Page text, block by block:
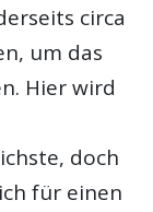
circa
um das
Hier wird
doch
für einen